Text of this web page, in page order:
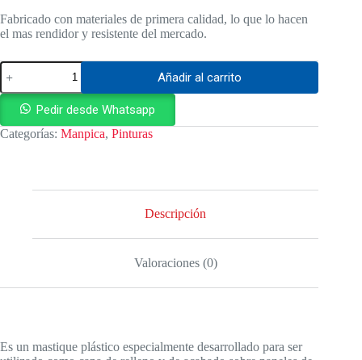
Fabricado con materiales de primera calidad, lo que lo hacen
el mas rendidor y resistente del mercado.
Manpica-
Drywall
Pasta
Cuñete
cantidad
Añadir al carrito
Pedir desde Whatsapp
Categorías: Manpica, Pinturas
Descripción
Valoraciones (0)
Es un mastique plástico especialmente desarrollado para ser